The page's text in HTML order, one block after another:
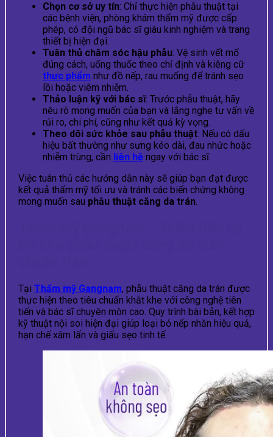
Chọn cơ sở uy tín: Chỉ thực hiện phẫu thuật tại
các bệnh viện, phòng khám thẩm mỹ được cấp
phép, có đội ngũ bác sĩ giàu kinh nghiệm và trang
thiết bị hiện đại.
Tuân thủ chăm sóc hậu phẫu: Vệ sinh vết mổ
đúng cách, uống thuốc theo chỉ định và kiêng cữ
thực phẩm như đồ nếp, rau muống để tránh sẹo
lồi hoặc viêm nhiễm.
Thảo luận kỹ với bác sĩ: Trước phẫu thuật, hãy
nêu rõ mong muốn của bạn và lắng nghe tư vấn về
rủi ro, chi phí, cũng như kết quả kỳ vọng.
Theo dõi sức khỏe sau phẫu thuật: Nếu có dấu
hiệu bất thường như sưng kéo dài, đau nhức hoặc
nhiễm trùng, cần liên hệ ngay với bác sĩ.
Việc tuân thủ các hướng dẫn này sẽ giúp bạn đạt được
kết quả thẩm mỹ tối ưu và tránh các biến chứng không
mong muốn sau phẫu thuật căng da trán.
Tại Thẩm mỹ Gangnam, phẫu thuật căng da trán được
thực hiện theo tiêu chuẩn khắt khe với công nghệ tiên
tiến và bác sĩ chuyên môn cao. Quy trình bài bản, kết hợp
kỹ thuật nội soi hiện đại giúp loại bỏ nếp nhăn hiệu quả,
hạn chế xâm lấn và giấu sẹo tinh tế.